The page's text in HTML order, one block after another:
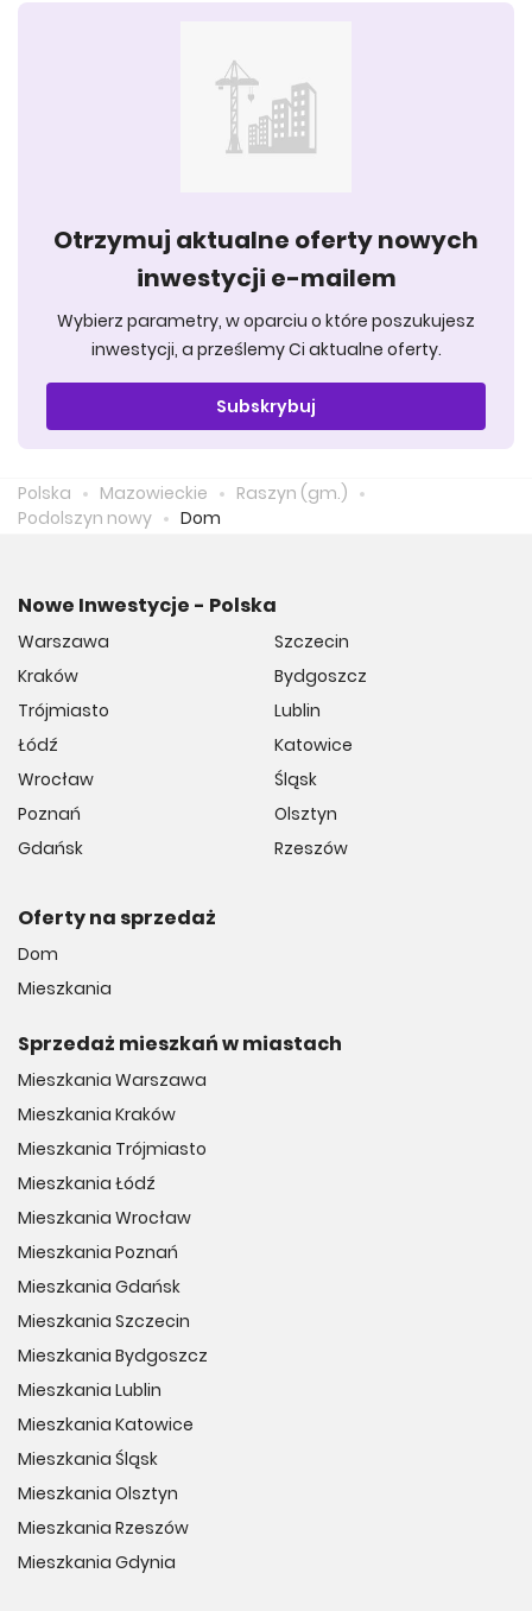
Otrzymuj aktualne oferty nowych
inwestycji e-mailem
Wybierz parametry, w oparciu o które poszukujesz
inwestycji, a prześlemy Ci aktualne oferty.
Subskrybuj
Polska Mazowieckie
Raszyn (gm.)
Podolszyn nowy
Dom
Nowe Inwestycje - Polska
Warszawa
Kraków
Trójmiasto
Łódź
Wrocław
Poznań
Gdańsk
Szczecin
Bydgoszcz
Lublin
Katowice
Śląsk
Olsztyn
Rzeszów
Oferty na sprzedaż
Dom
Mieszkania
Sprzedaż mieszkań w miastach
Mieszkania Warszawa
Mieszkania Kraków
Mieszkania Trójmiasto
Mieszkania Łódź
Mieszkania Wrocław
Mieszkania Poznań
Mieszkania Gdańsk
Mieszkania Szczecin
Mieszkania Bydgoszcz
Mieszkania Lublin
Mieszkania Katowice
Mieszkania Śląsk
Mieszkania Olsztyn
Mieszkania Rzeszów
Mieszkania Gdynia